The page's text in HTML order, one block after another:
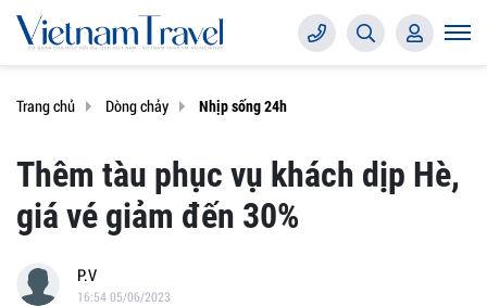
Trang chủ Dòng chảy Nhịp sống 24h
Thêm tàu phục vụ khách dịp Hè,
giá vé giảm đến 30%
P.V
16:54 05/06/2023